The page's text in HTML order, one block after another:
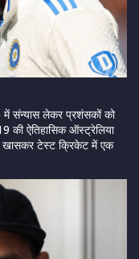
में संन्यास लेकर प्रशंसकों को
ऐतिहासिक ऑस्ट्रेलिया
टेस्ट क्रिकेट में एक